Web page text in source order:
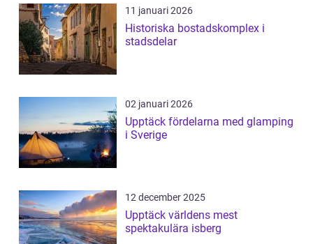
11 januari 2026
Historiska bostadskomplex i
stadsdelar
02 januari 2026
Upptäck fördelarna med glamping
i Sverige
12 december 2025
Upptäck världens mest
spektakulära isberg